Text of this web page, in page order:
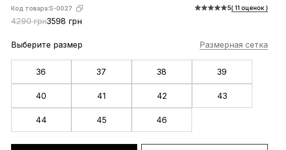
Код товара:S-0027
4290 грн3598 грн
5( 11 оценок )
Выберите размер Размерная сетка
36 37 38 39
40 41 42 43
44 45 46